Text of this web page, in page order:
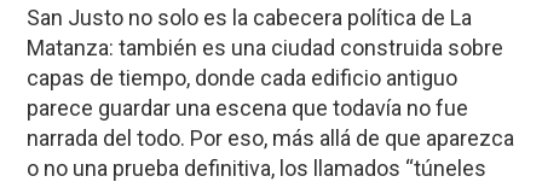
San Justo no solo es la cabecera política de La
Matanza: también es una ciudad construida sobre
capas de tiempo, donde cada edificio antiguo
parece guardar una escena que todavía no fue
narrada del todo. Por eso, más allá de que aparezca
o no una prueba definitiva, los llamados “túneles